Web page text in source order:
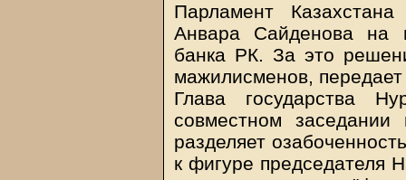
Парламент
Анвара Сайденова на
банка РК. За это
мажилисменов,
Глава государства
совместном
разделяет
к фигуре председателя